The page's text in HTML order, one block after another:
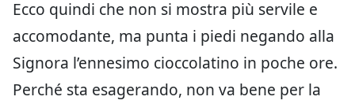
Ecco quindi che non si mostra più servile e
accomodante, ma punta i piedi negando alla
Signora l’ennesimo cioccolatino in poche ore.
Perché sta esagerando, non va bene per la